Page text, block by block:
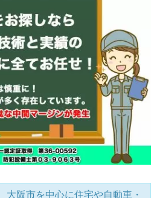
大阪市を中心に住宅や自動車・